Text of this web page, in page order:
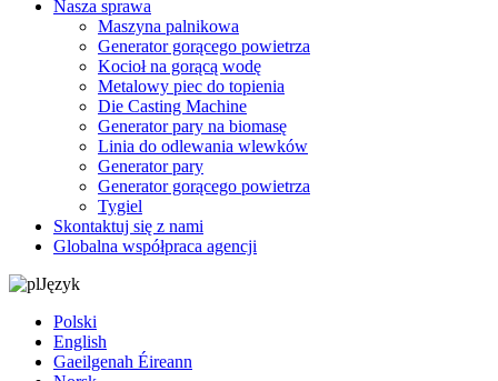
Nasza sprawa
Maszyna palnikowa
Generator gorącego powietrza
Kocioł na gorącą wodę
Metalowy piec do topienia
Die Casting Machine
Generator pary na biomasę
Linia do odlewania wlewków
Generator pary
Generator gorącego powietrza
Tygiel
Skontaktuj się z nami
Globalna współpraca agencji
Język
Polski
English
Gaeilgenah Éireann